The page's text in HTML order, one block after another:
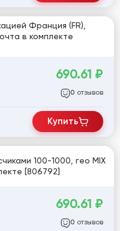
Франция (FR),
в комплекте
690.61 ₽
0 отзывов
Купить
100-1000, гео MIX
[806792]
690.61 ₽
0 отзывов